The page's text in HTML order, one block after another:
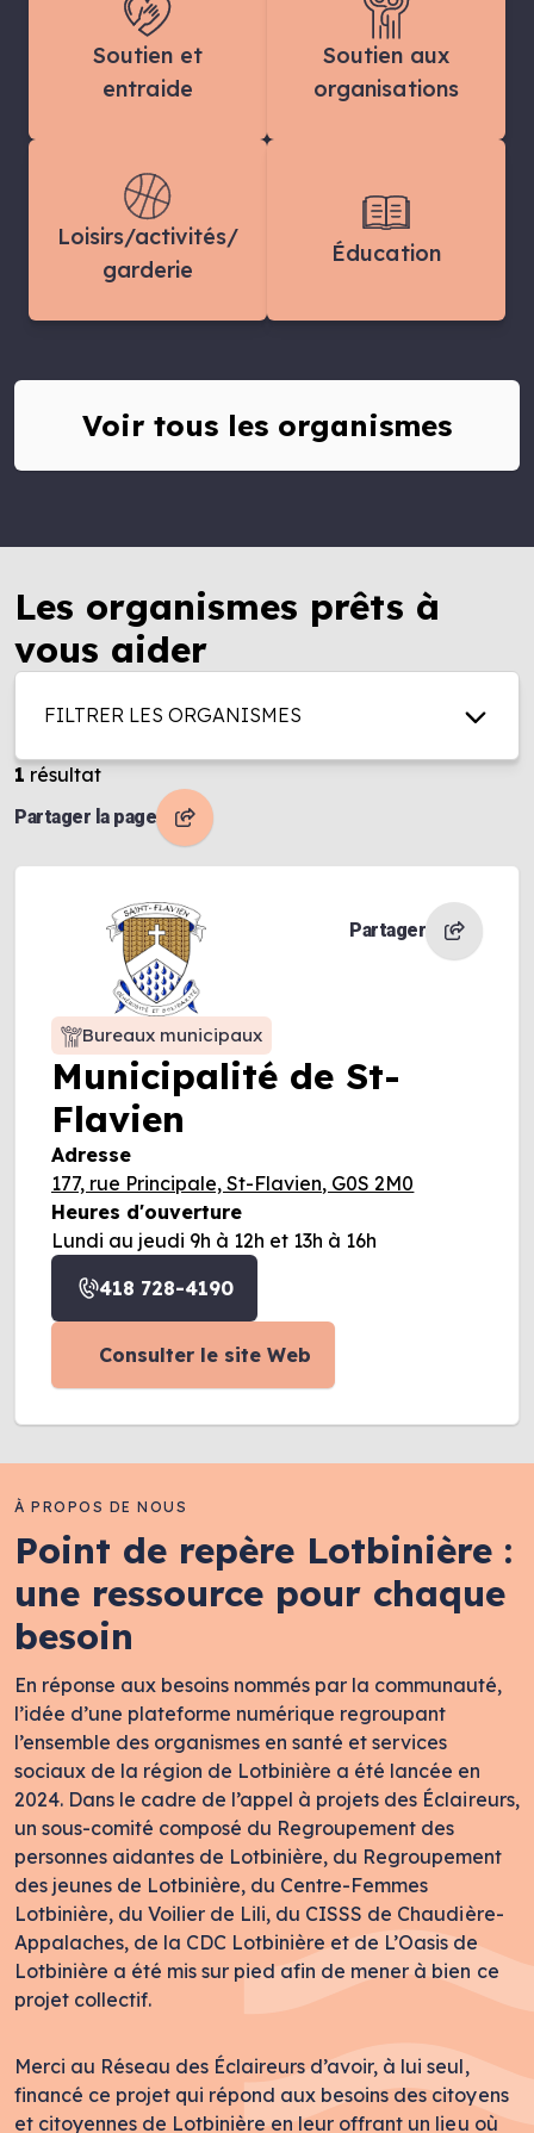
Soutien et
entraide
Soutien aux
organisations
Loisirs/activités/
garderie
Éducation
Voir tous les organismes
Les organismes prêts à
vous aider
FILTRER LES ORGANISMES
1 résultat
Partager la page
Municipalité de St-
Flavien
Partager
Bureaux municipaux
Adresse
177, rue Principale, St-Flavien, G0S 2M0
Heures d'ouverture
Lundi au jeudi 9h à 12h et 13h à 16h
418 728-4190
Consulter le site Web
À PROPOS DE NOUS
Point de repère Lotbinière :
une ressource pour chaque
besoin
En réponse aux besoins nommés par la communauté,
l’idée d’une plateforme numérique regroupant
l’ensemble des organismes en santé et services
sociaux de la région de Lotbinière a été lancée en
2024. Dans le cadre de l’appel à projets des Éclaireurs,
un sous-comité composé du Regroupement des
personnes aidantes de Lotbinière, du Regroupement
des jeunes de Lotbinière, du Centre-Femmes
Lotbinière, du Voilier de Lili, du CISSS de Chaudière-
Appalaches, de la CDC Lotbinière et de L’Oasis de
Lotbinière a été mis sur pied afin de mener à bien ce
projet collectif.
Merci au Réseau des Éclaireurs d’avoir, à lui seul,
financé ce projet qui répond aux besoins des citoyens
et citoyennes de Lotbinière en leur offrant un lieu où